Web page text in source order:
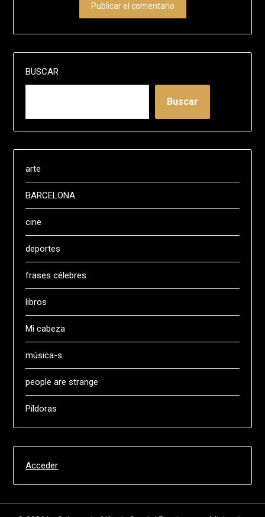
BUSCAR
Buscar
arte
BARCELONA
cine
deportes
frases célebres
libros
Mi cabeza
música-s
people are strange
Píldoras
Acceder